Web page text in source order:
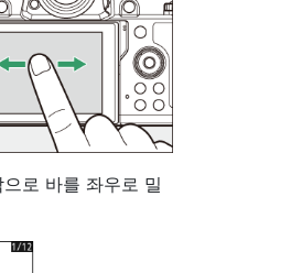
로 바를 좌우로 밀